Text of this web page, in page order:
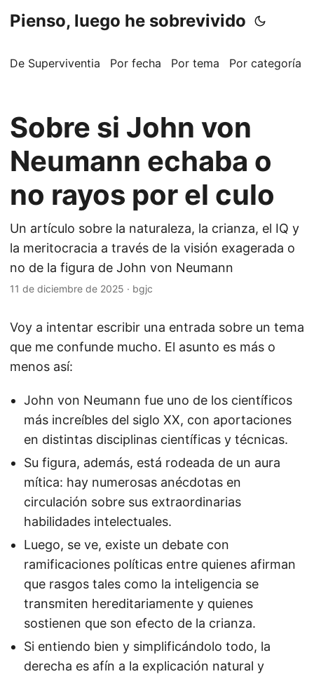
Pienso, luego he sobrevivido
De Superviventia Por fecha Por tema Por categoría
Sobre si John von
Neumann echaba o
no rayos por el culo
Un artículo sobre la naturaleza, la crianza, el IQ y
la meritocracia a través de la visión exagerada o
no de la figura de John von Neumann
11 de diciembre de 2025 · bgjc
Voy a intentar escribir una entrada sobre un tema
que me confunde mucho. El asunto es más o
menos así:
John von Neumann fue uno de los científicos
más increíbles del siglo XX, con aportaciones
en distintas disciplinas científicas y técnicas.
Su figura, además, está rodeada de un aura
mítica: hay numerosas anécdotas en
circulación sobre sus extraordinarias
habilidades intelectuales.
Luego, se ve, existe un debate con
ramificaciones políticas entre quienes afirman
que rasgos tales como la inteligencia se
transmiten hereditariamente y quienes
sostienen que son efecto de la crianza.
Si entiendo bien y simplificándolo todo, la
derecha es afín a la explicación natural y